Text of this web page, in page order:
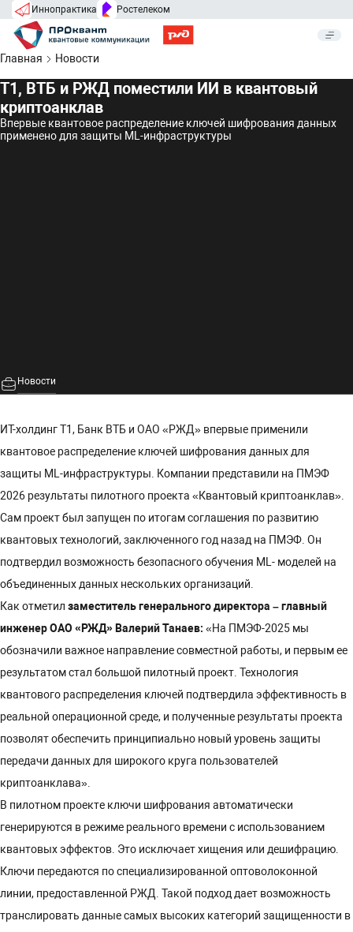
Иннопрактика Ростелеком
Главная Новости
Т1, ВТБ и РЖД поместили ИИ в квантовый
криптоанклав
Впервые квантовое распределение ключей шифрования данных
применено для защиты ML-инфраструктуры
Новости
ИТ-холдинг Т1, Банк ВТБ и ОАО «РЖД» впервые применили
квантовое распределение ключей шифрования данных для
защиты ML-инфраструктуры. Компании представили на ПМЭФ
2026 результаты пилотного проекта «Квантовый криптоанклав».
Сам проект был запущен по итогам соглашения по развитию
квантовых технологий, заключенного год назад на ПМЭФ. Он
подтвердил возможность безопасного обучения ML- моделей на
объединенных данных нескольких организаций.
Как отметил заместитель генерального директора – главный
инженер ОАО «РЖД» Валерий Танаев: «На ПМЭФ-2025 мы
обозначили важное направление совместной работы, и первым ее
результатом стал большой пилотный проект. Технология
квантового распределения ключей подтвердила эффективность в
реальной операционной среде, и полученные результаты проекта
позволят обеспечить принципиально новый уровень защиты
передачи данных для широкого круга пользователей
криптоанклава».
В пилотном проекте ключи шифрования автоматически
генерируются в режиме реального времени с использованием
квантовых эффектов. Это исключает хищения или дешифрацию.
Ключи передаются по специализированной оптоволоконной
линии, предоставленной РЖД. Такой подход дает возможность
транслировать данные самых высоких категорий защищенности в